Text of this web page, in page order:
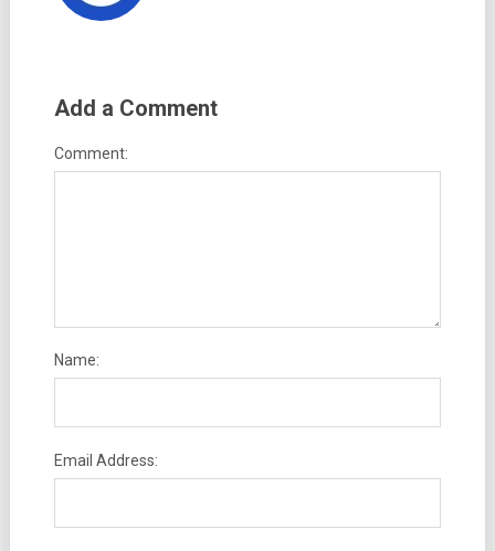
Add a Comment
Comment:
Name:
Email Address: